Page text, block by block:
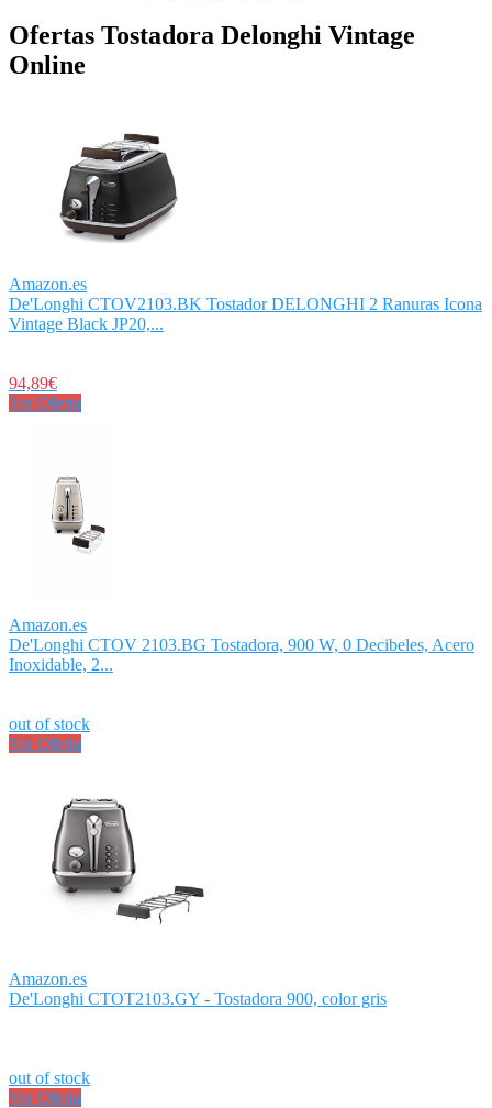
Ofertas Tostadora Delonghi Vintage
Online
Amazon.es
De'Longhi CTOV2103.BK Tostador DELONGHI 2 Ranuras Icona
Vintage Black JP20,...
94,89€
Ver Oferta
Amazon.es
De'Longhi CTOV 2103.BG Tostadora, 900 W, 0 Decibeles, Acero
Inoxidable, 2...
out of stock
Ver Oferta
Amazon.es
De'Longhi CTOT2103.GY - Tostadora 900, color gris
out of stock
Ver Oferta